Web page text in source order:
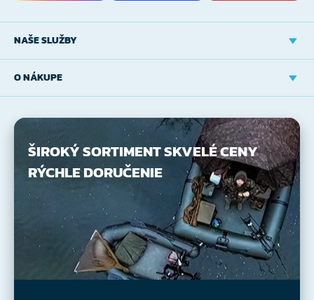
NAŠE SLUŽBY
O NÁKUPE
ŠIROKÝ SORTIMENTSKVELÉ CENY
RÝCHLE DORUČENIE